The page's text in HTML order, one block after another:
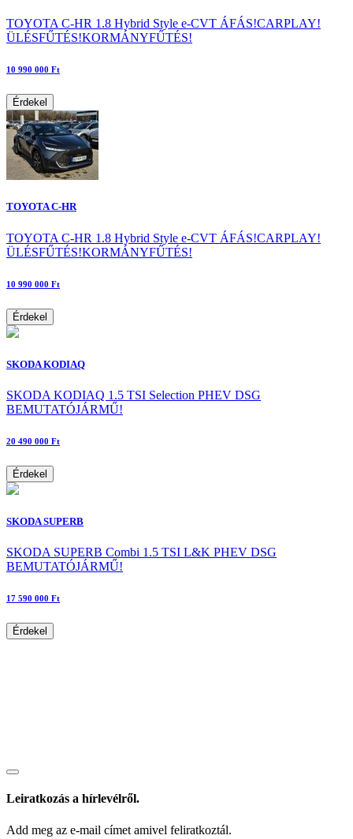
TOYOTA C-HR 1.8 Hybrid Style e-CVT ÁFÁS!CARPLAY!
ÜLÉSFŰTÉS!KORMÁNYFŰTÉS!
10 990 000 Ft
Érdekel
TOYOTA C-HR
TOYOTA C-HR 1.8 Hybrid Style e-CVT ÁFÁS!CARPLAY!
ÜLÉSFŰTÉS!KORMÁNYFŰTÉS!
10 990 000 Ft
Érdekel
SKODA KODIAQ
SKODA KODIAQ 1.5 TSI Selection PHEV DSG
BEMUTATÓJÁRMŰ!
20 490 000 Ft
Érdekel
SKODA SUPERB
SKODA SUPERB Combi 1.5 TSI L&K PHEV DSG
BEMUTATÓJÁRMŰ!
17 590 000 Ft
Érdekel
Leiratkozás a hírlevélről.
Add meg az e-mail címet amivel feliratkoztál.